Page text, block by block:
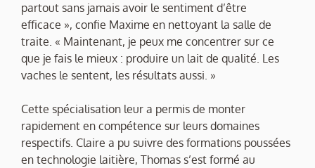
partout sans jamais avoir le sentiment d’être
efficace », confie Maxime en nettoyant la salle de
traite. « Maintenant, je peux me concentrer sur ce
que je fais le mieux : produire un lait de qualité. Les
vaches le sentent, les résultats aussi. »
Cette spécialisation leur a permis de monter
rapidement en compétence sur leurs domaines
respectifs. Claire a pu suivre des formations poussées
en technologie laitière, Thomas s’est formé au